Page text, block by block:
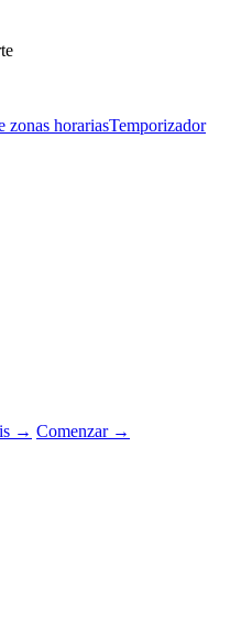
zonas horariasTemporizador
→ Comenzar →